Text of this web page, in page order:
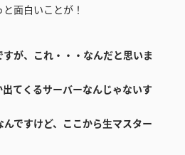
面白いことが！
すが、これ・・・なんだと思いま
出てくるサーバーなんじゃないす
んですけど、ここから生マスター